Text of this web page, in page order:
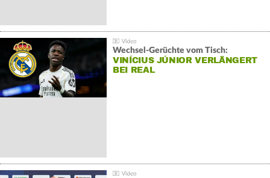
Wechsel-Gerüchte vom Tisch:
VINÍCIUS JÚNIOR VERLÄNGERT
BEI REAL